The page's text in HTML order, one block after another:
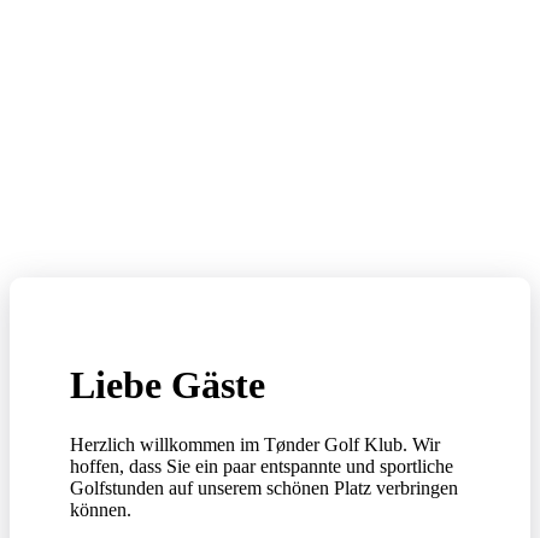
Liebe Gäste
Herzlich willkommen im Tønder Golf Klub. Wir
hoffen, dass Sie ein paar entspannte und sportliche
Golfstunden auf unserem schönen Platz verbringen
können.